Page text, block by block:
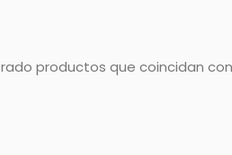
productos que coincidan